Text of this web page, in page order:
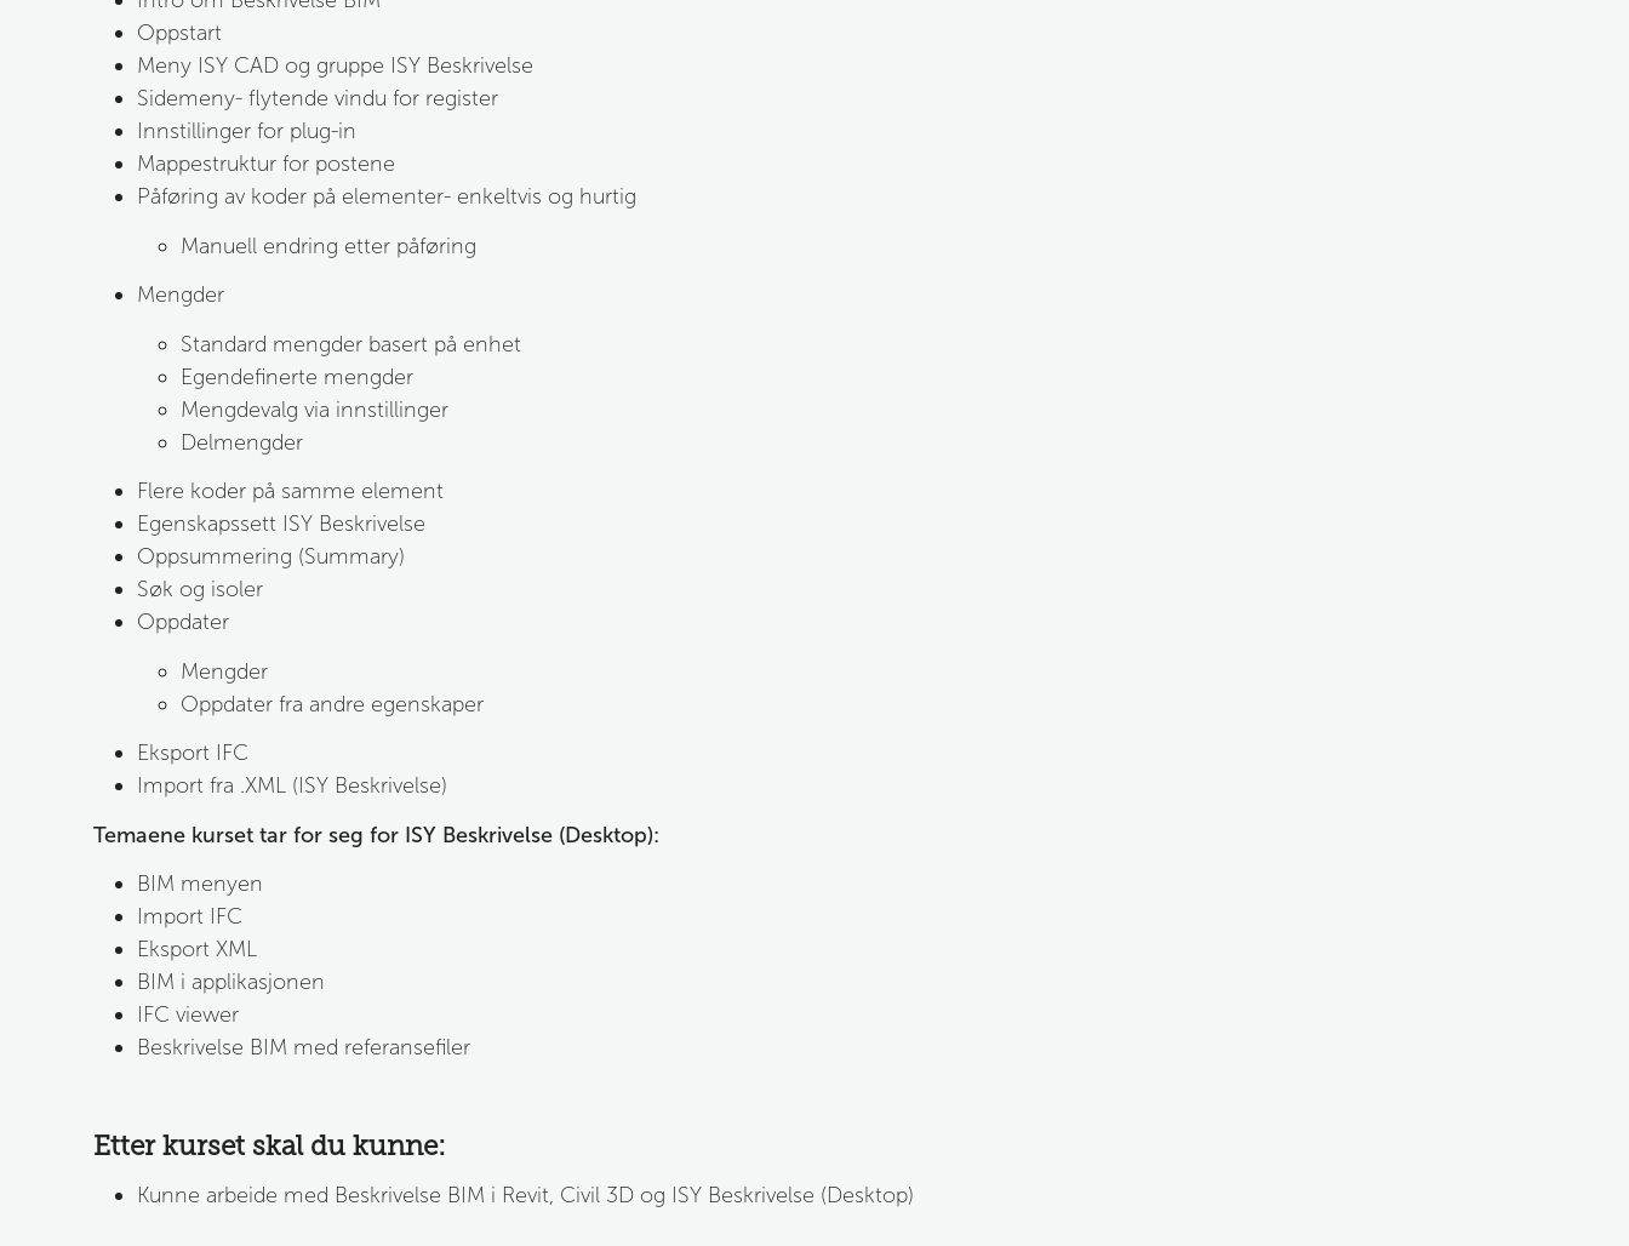
Oppstart
Meny ISY CAD og gruppe ISY Beskrivelse
Sidemeny- flytende vindu for register
Innstillinger for plug-in
Mappestruktur for postene
Påføring av koder på elementer- enkeltvis og hurtig
Manuell endring etter påføring
Mengder
Standard mengder basert på enhet
Egendefinerte mengder
Mengdevalg via innstillinger
Delmengder
Flere koder på samme element
Egenskapssett ISY Beskrivelse
Oppsummering (Summary)
Søk og isoler
Oppdater
Mengder
Oppdater fra andre egenskaper
Eksport IFC
Import fra .XML (ISY Beskrivelse)
Temaene kurset tar for seg for ISY Beskrivelse (Desktop):
BIM menyen
Import IFC
Eksport XML
BIM i applikasjonen
IFC viewer
Beskrivelse BIM med referansefiler
Etter kurset skal du kunne:
Kunne arbeide med Beskrivelse BIM i Revit, Civil 3D og ISY Beskrivelse (Desktop)